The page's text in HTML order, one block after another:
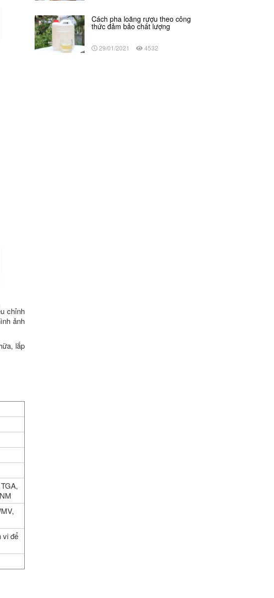
chỉnh
ảnh
lắp
vi để
Cách pha loãng rượu theo công
thức đảm bảo chất lượng
29/01/2021 4532